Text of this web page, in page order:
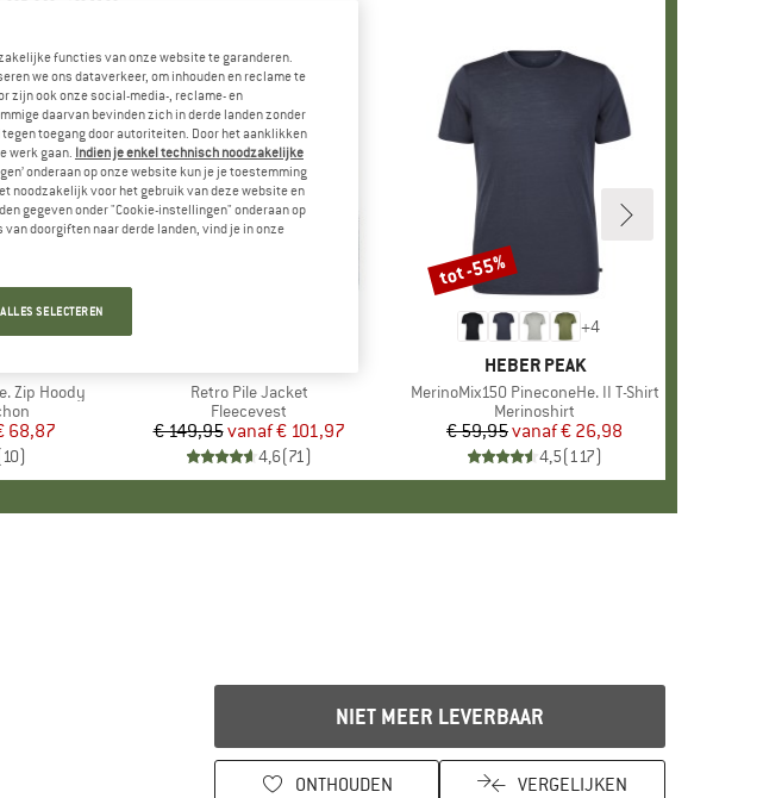
Zip Hoody
prijs
68,87
10)
Artikel
Retro Pile Jacket
Productgroep
Fleecevest
Prijs
€ 149,95 Verlaagde prijs
vanaf€ 101,97
4,6(71)
+4
MERK
HEBER PEAK
Artikel
MerinoMix150 PineconeHe. II T-Shirt
Productgroep
Merinoshirt
Prijs
€ 59,95 Verlaagde prijs
vanaf€ 26,98
4,5(117)
Korting
tot -55%
NIET MEER LEVERBAAR
ONTHOUDEN VERGELIJKEN
functies van onze website te garanderen.
we ons dataverkeer, om inhouden en reclame te
zijn ook onze social-media-, reclame- en
daarvan bevinden zich in derde landen zonder
toegang door autoriteiten. Door het aanklikken
werk gaan. Indien je enkel technisch noodzakelijke
onderaan op onze website kun je je toestemming
noodzakelijk voor het gebruik van deze website en
gegeven onder "Cookie-instellingen" onderaan op
doorgiften naar derde landen, vind je in onze
ALLES SELECTEREN